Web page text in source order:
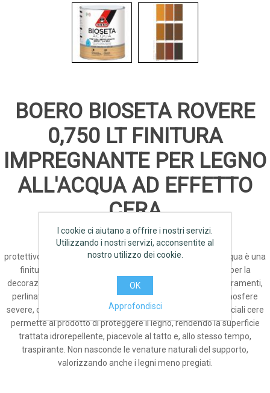
BOERO BIOSETA ROVERE
0,750 LT FINITURA
IMPREGNANTE PER LEGNO
ALL'ACQUA AD EFFETTO
CERA
protettivo e idrorepellente resistente ai raggi UV Bioseta Acqua è una
finitura impregnante all’acqua ad effetto cera, inodore, per la
decorazione e la protezione di manufatti in legno come serramenti,
perlinati, mobili e oggetti di bricolage, anche esposti in atmosfere
severe, quali ambienti marini e montani. La presenza di speciali cere
permette al prodotto di proteggere il legno, rendendo la superficie
trattata idrorepellente, piacevole al tatto e, allo stesso tempo,
traspirante. Non nasconde le venature naturali del supporto,
valorizzando anche i legni meno pregiati.
I cookie ci aiutano a offrire i nostri servizi.
Utilizzando i nostri servizi, acconsentite al
nostro utilizzo dei cookie.
OK
Approfondisci